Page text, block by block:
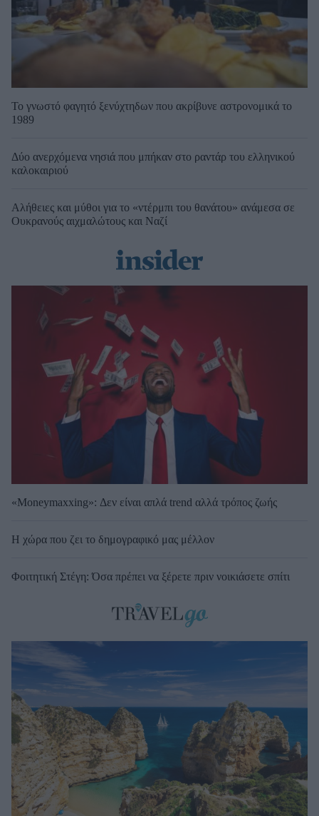
Το γνωστό φαγητό ξενύχτηδων που ακρίβυνε αστρονομικά το
1989
Δύο ανερχόμενα νησιά που μπήκαν στο ραντάρ του ελληνικού
καλοκαιριού
Αλήθειες και μύθοι για το «ντέρμπι του θανάτου» ανάμεσα σε
Ουκρανούς αιχμαλώτους και Ναζί
«Moneymaxxing»: Δεν είναι απλά trend αλλά τρόπος ζωής
Η χώρα που ζει το δημογραφικό μας μέλλον
Φοιτητική Στέγη: Όσα πρέπει να ξέρετε πριν νοικιάσετε σπίτι